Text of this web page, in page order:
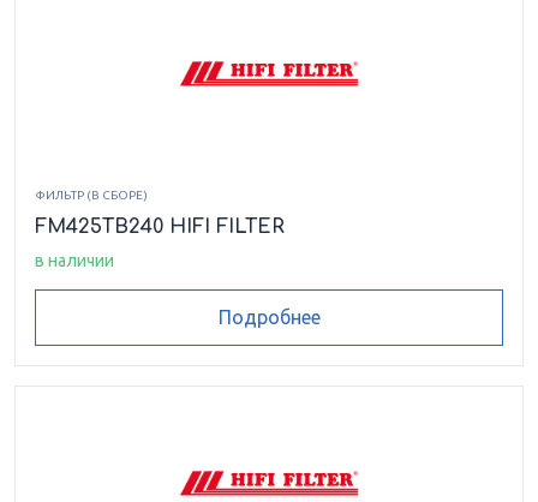
ФИЛЬТР (В СБОРЕ)
FM425TB240 HIFI FILTER
в наличии
Подробнее